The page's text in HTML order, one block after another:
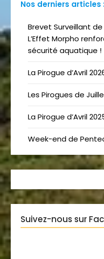
Nos derniers articles
Brevet Surveillant de
L’Effet Morpho
sécurité aquatique !
La Pirogue d’Avril
Les Pirogues de
La Pirogue d’Avril
Week-end de
Suivez-nous sur